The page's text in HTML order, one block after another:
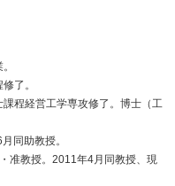
了。
程経営工学専攻修了。博士（工
同助教授。
准教授。2011年4月同教授、現